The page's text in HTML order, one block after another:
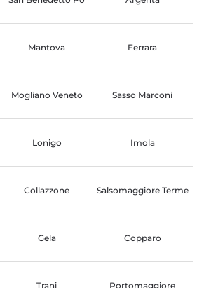
Mantova Ferrara
Mogliano Veneto Sasso Marconi
Lonigo Imola
Collazzone Salsomaggiore Terme
Gela Copparo
Trani Portomaggiore